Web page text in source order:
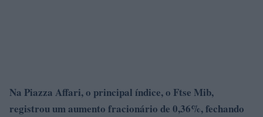
Na Piazza Affari, o principal índice, o Ftse Mib,
registrou um aumento fracionário de 0,36%, fechando